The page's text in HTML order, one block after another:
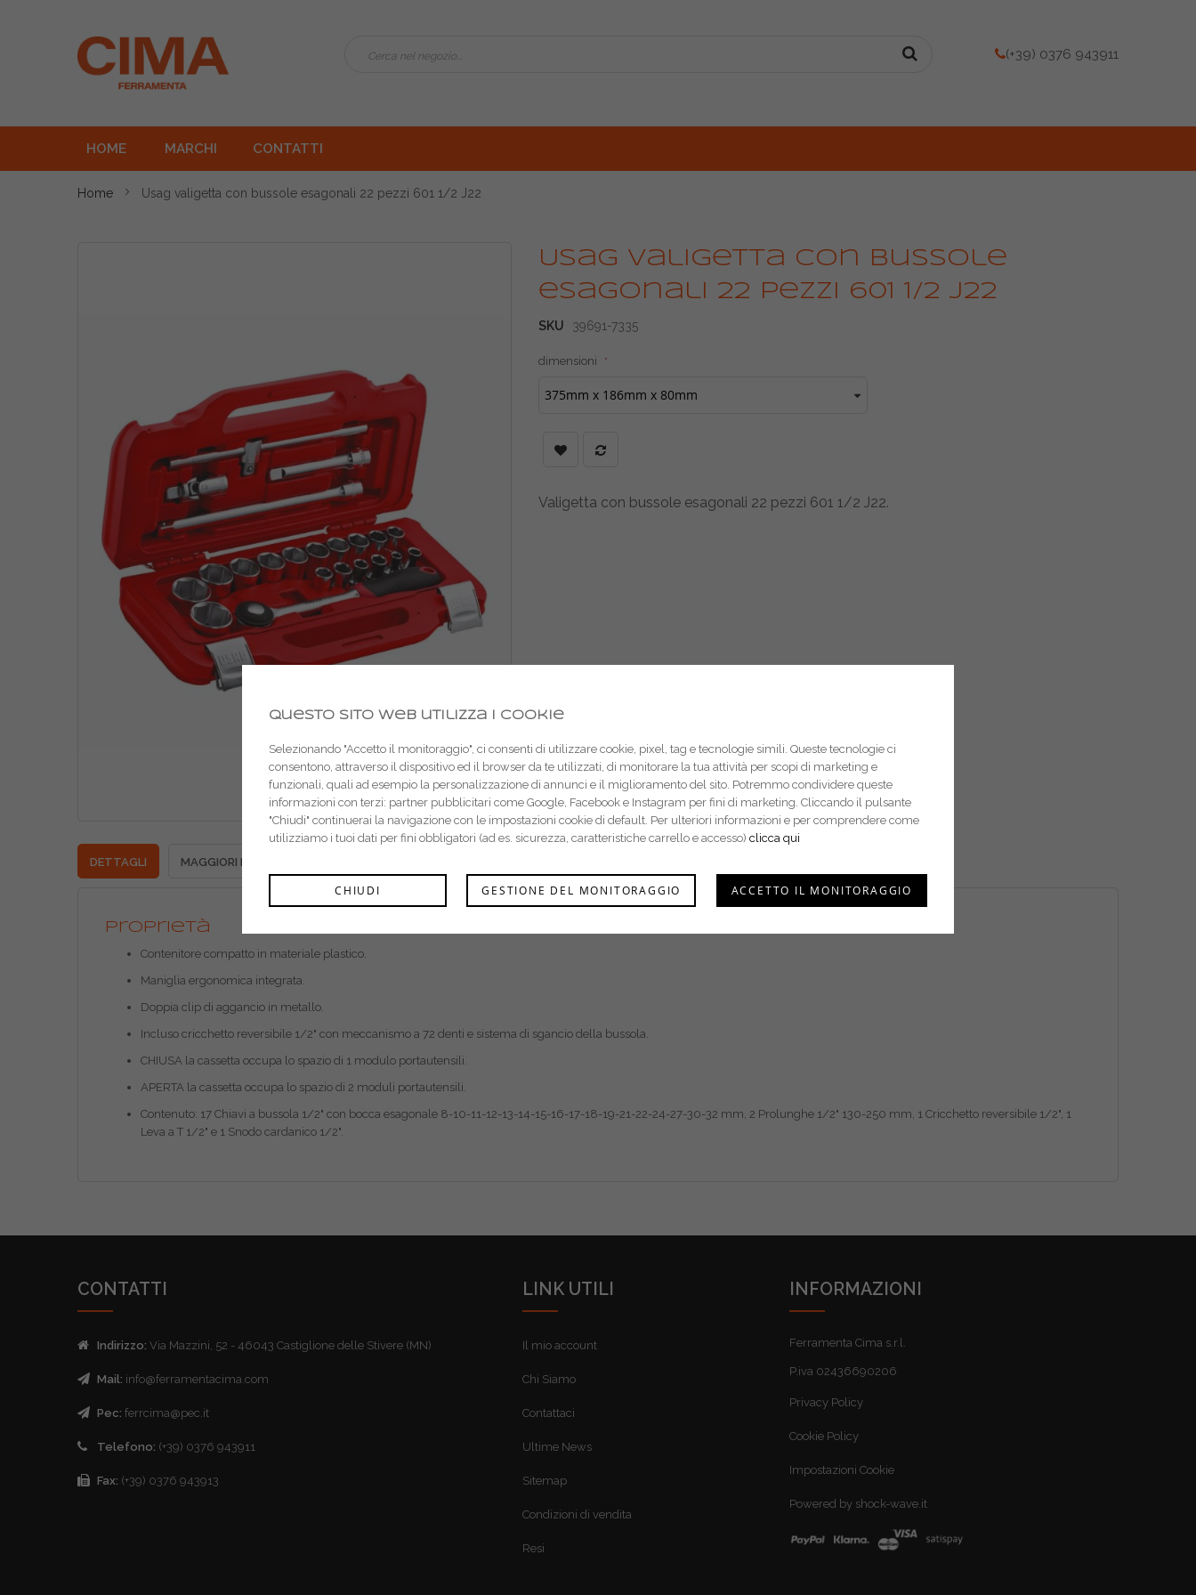
(+39) 0376 943911
HOME MARCHI CONTATTI
Home Usag valigetta con bussole esagonali 22 pezzi 601 1/2 J22
Usag valigetta con bussole
esagonali 22 pezzi 601 1/2 J22
SKU 39691-7335
dimensioni
Valigetta con bussole esagonali 22 pezzi 601 1/2 J22.
all'inizio
DETTAGLI MAGGIORI INFORMAZIONI
Proprietà
Contenitore compatto in materiale plastico.
Maniglia ergonomica integrata.
Doppia clip di aggancio in metallo.
Incluso cricchetto reversibile 1/2" con meccanismo a 72 denti e sistema di sgancio della bussola.
CHIUSA la cassetta occupa lo spazio di 1 modulo portautensili.
APERTA la cassetta occupa lo spazio di 2 moduli portautensili.
Contenuto: 17 Chiavi a bussola 1/2" con bocca esagonale 8-10-11-12-13-14-15-16-17-18-19-21-22-24-27-30-32 mm, 2 Prolunghe 1/2" 130-250 mm, 1 Cricchetto reversibile 1/2", 1
Leva a T 1/2" e 1 Snodo cardanico 1/2".
CONTATTI
Indirizzo: Via Mazzini, 52 - 46043 Castiglione delle Stivere (MN)
Mail: info@ferramentacima.com
Pec: ferrcima@pec.it
Telefono: (+39) 0376 943911
Fax: (+39) 0376 943913
LINK UTILI
Il mio account
Chi Siamo
Contattaci
Ultime News
Sitemap
Condizioni di vendita
Resi
INFORMAZIONI
Ferramenta Cima s.r.l.
P.iva 02436690206
Privacy Policy
Cookie Policy
Impostazioni Cookie
Powered by shock-wave.it
Questo sito web utilizza i cookie
Selezionando "Accetto il monitoraggio", ci consenti di utilizzare cookie, pixel, tag e tecnologie simili. Queste tecnologie ci
consentono, attraverso il dispositivo ed il browser da te utilizzati, di monitorare la tua attività per scopi di marketing e
funzionali, quali ad esempio la personalizzazione di annunci e il miglioramento del sito. Potremmo condividere queste
informazioni con terzi: partner pubblicitari come Google, Facebook e Instagram per fini di marketing. Cliccando il pulsante
"Chiudi" continuerai la navigazione con le impostazioni cookie di default. Per ulteriori informazioni e per comprendere come
utilizziamo i tuoi dati per fini obbligatori (ad es. sicurezza, caratteristiche carrello e accesso) clicca qui
CHIUDI GESTIONE DEL MONITORAGGIO ACCETTO IL MONITORAGGIO